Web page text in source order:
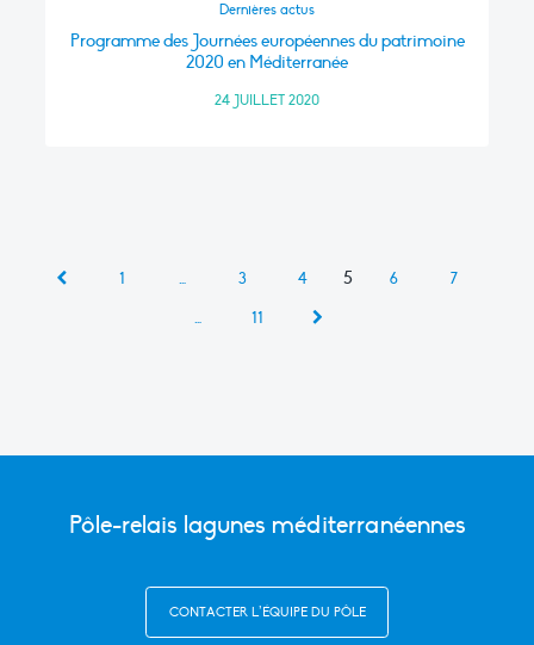
Dernières actus
Programme des Journées européennes du patrimoine
2020 en Méditerranée
24 JUILLET 2020
1 … 3 4 5 6 7
… 11
Pôle-relais lagunes méditerranéennes
CONTACTER L’ÉQUIPE DU PÔLE